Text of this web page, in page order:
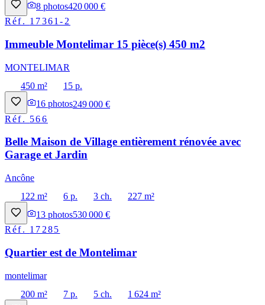
8 photos420 000 €
Réf. 17361-2
Immeuble Montelimar 15 pièce(s) 450 m2
MONTELIMAR
450 m²
15 p.
16 photos249 000 €
Réf. 566
Belle Maison de Village entièrement rénovée avec
Garage et Jardin
Ancône
122 m²
6 p. 3 ch.
227 m²
13 photos530 000 €
Réf. 17285
Quartier est de Montelimar
montelimar
200 m²
7 p. 5 ch.
1 624 m²